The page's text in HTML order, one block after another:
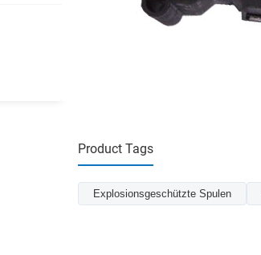
Product Tags
Explosionsgeschützte Spulen